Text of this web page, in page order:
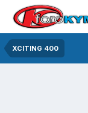
XCITING 400